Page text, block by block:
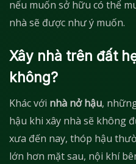
nếu muốn sở hữu có thể
nhà sẽ được như ý muốn.
Xây nhà trên đất
không?
Khác với nhà nở hậu,
hậu khi xây nhà sẽ không
xưa đến nay, thóp hậu
lớn hơn mặt sau, nội khí